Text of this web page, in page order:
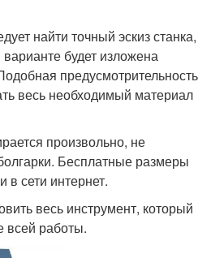
найти точный эскиз станка,
будет изложена
предусмотрительность
весь необходимый материал
произвольно, не
Бесплатные размеры
в сети интернет.
весь инструмент, который
всей работы.